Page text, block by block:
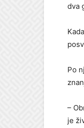
dva
Po
–
je